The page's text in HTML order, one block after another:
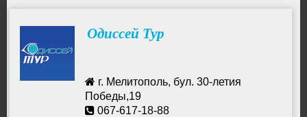
Одиссей Тур
г. Мелитополь, бул. 30-летия
Победы,19
067-617-18-88